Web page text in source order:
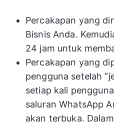
Percakapan yang
Bisnis Anda.
24 jam untuk
Percakapan yang
pengguna setelah
setiap kali
saluran WhatsApp
akan terbuka.